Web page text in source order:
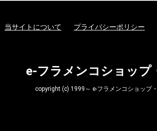
当サイトについて プライバシーポリシー
e-フラメンコショップ
copyright (c) 1999～ e-フラメンコショップ